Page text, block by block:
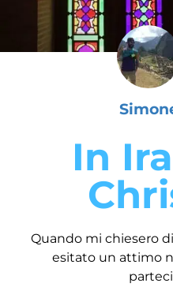
In
Quando mi chiesero
esitato un attimo